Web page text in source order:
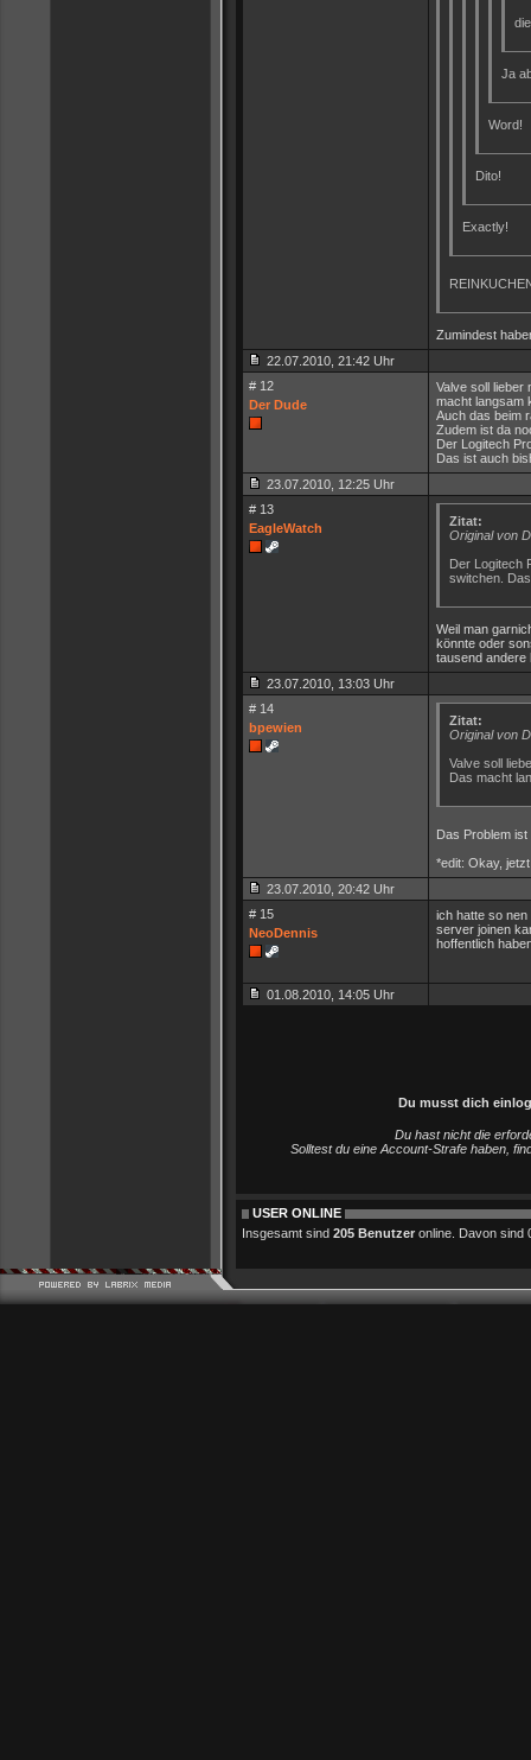
Ja
Word!
Dito!
Exactly!
Zumindest
22.07.2010, 21:42 Uhr
# 12
Der Dude
Valve soll lieber
macht langsam
Auch das beim
Zudem ist da
Der Logitech
Das ist auch
23.07.2010, 12:25 Uhr
# 13
EagleWatch
Zitat:
Original von
Der Logitech
switchen.
Weil man
könnte oder
tausend andere
23.07.2010, 13:03 Uhr
# 14
bpewien
Zitat:
Original von
Valve soll
Das macht
Das Problem
*edit: Okay,
23.07.2010, 20:42 Uhr
# 15
NeoDennis
ich hatte so
server joinen
hoffentlich
01.08.2010, 14:05 Uhr
Du musst dich
Du hast nicht die
Solltest du eine Account-Strafe haben,
USER ONLINE
Insgesamt sind 205 Benutzer online. Davon sind